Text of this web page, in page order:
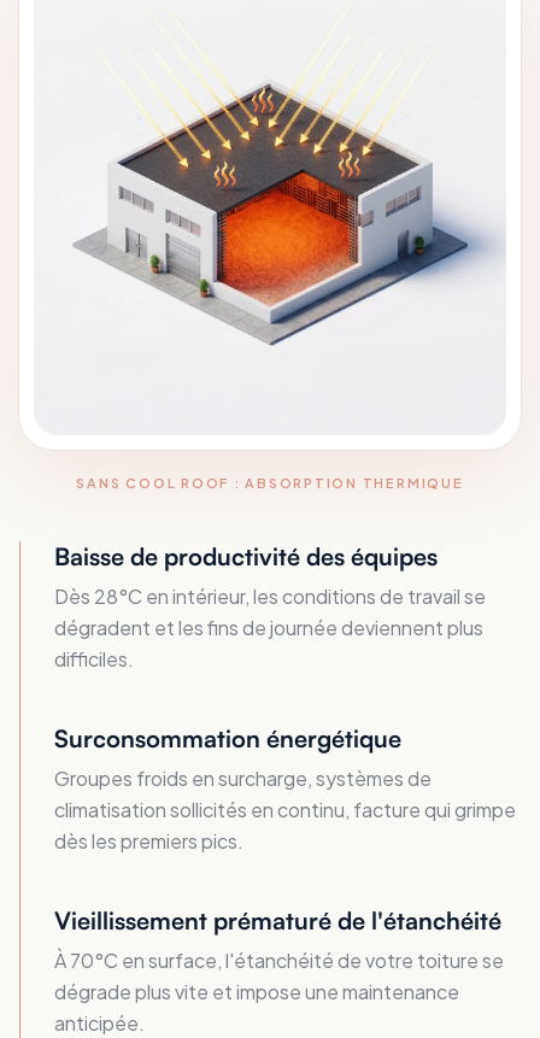
SANS COOL ROOF : ABSORPTION THERMIQUE
Baisse de productivité des équipes
Dès 28°C en intérieur, les conditions de travail se
dégradent et les fins de journée deviennent plus
difficiles.
Surconsommation énergétique
Groupes froids en surcharge, systèmes de
climatisation sollicités en continu, facture qui grimpe
dès les premiers pics.
Vieillissement prématuré de l'étanchéité
À 70°C en surface, l'étanchéité de votre toiture se
dégrade plus vite et impose une maintenance
anticipée.